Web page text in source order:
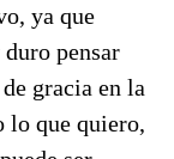
ya que
pensar
gracia en la
lo que quiero,